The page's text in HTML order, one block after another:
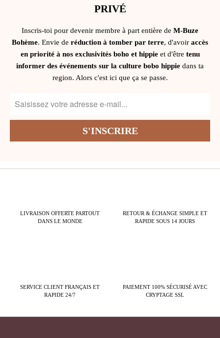
PRIVÉ
Inscris-toi pour devenir membre à part entière de M-Buze
Bohème. Envie de réduction à tomber par terre, d'avoir accès
en priorité à nos exclusivités boho et hippieet d'être tenu
informer des événements sur la culture bobo hippie dans ta
region. Alors c'est ici que ça se passe.
LIVRAISON OFFERTE PARTOUT
DANS LE MONDE
RETOUR & ÉCHANGE SIMPLE ET
RAPIDE SOUS 14 JOURS
SERVICE CLIENT FRANÇAIS ET
RAPIDE 24/7
PAIEMENT 100% SÉCURISÉ AVEC
CRYPTAGE SSL